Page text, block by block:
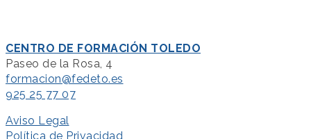
CENTRO DE FORMACIÓN TOLEDO
Paseo de la Rosa, 4
formacion@fedeto.es
925 25 77 07
Aviso Legal
Política de Privacidad